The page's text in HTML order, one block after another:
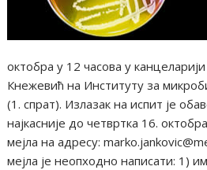
октобра у 12 часова у
Кнежевић на Институту за
(1. спрат). Излазак на испит је
најкасније до четвртка 16.
мејла на адресу:
мејла је неопходно написати: 1)